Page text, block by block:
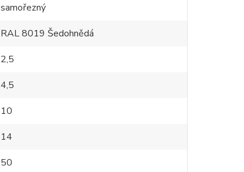
samořezný
RAL 8019 Šedohnědá
2,5
4,5
10
14
50